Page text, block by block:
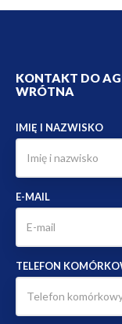
KONTAKT DO
WRÓTNA
IMIĘ I NAZWISKO
E-MAIL
TELEFON